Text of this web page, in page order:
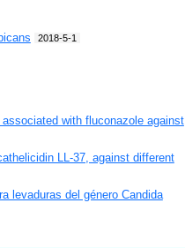
2018-5-1
with fluconazole against
LL-37, against different
levaduras del género Candida